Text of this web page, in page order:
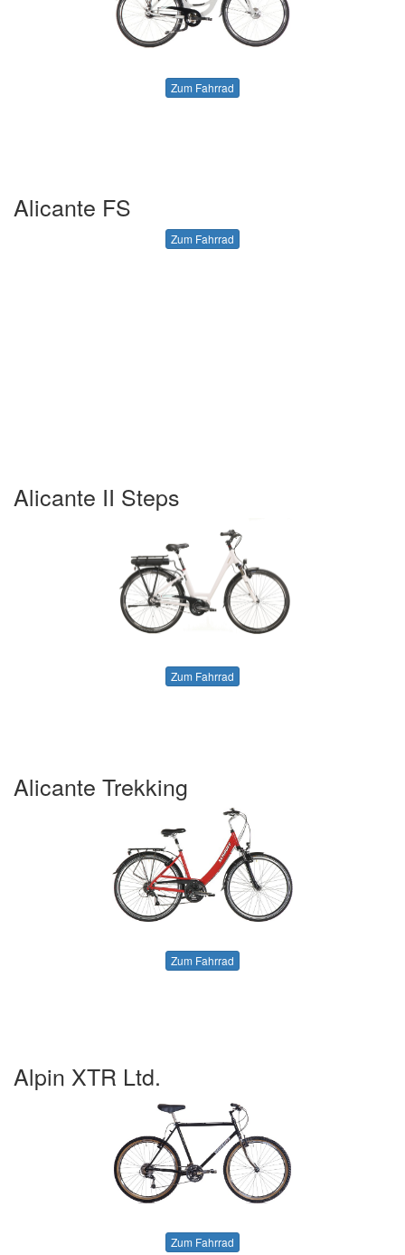
Zum Fahrrad
Alicante FS
Zum Fahrrad
Alicante II Steps
Zum Fahrrad
Alicante Trekking
Zum Fahrrad
Alpin XTR Ltd.
Zum Fahrrad